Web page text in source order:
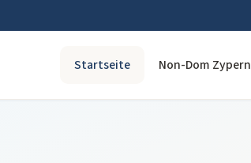
Startseite Non-Dom Zypern